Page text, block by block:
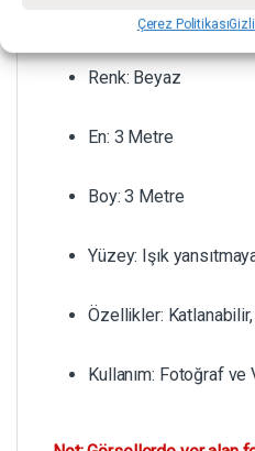
Çerez Politikası
Ürün Tipi: Kumaş Fon
Renk: Beyaz
En: 3 Metre
Boy: 3 Metre
Yüzey: Işık
Özellikler: Katlanabilir,
Kullanım: Fotoğraf